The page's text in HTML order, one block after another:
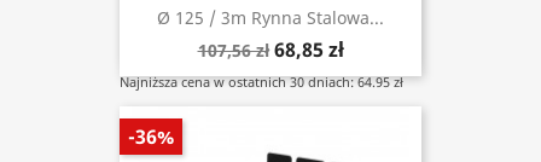
Ø 125 / 3m Rynna Stalowa...
107,56 zł 68,85 zł
Najniższa cena w ostatnich 30 dniach: 64.95 zł
-36%